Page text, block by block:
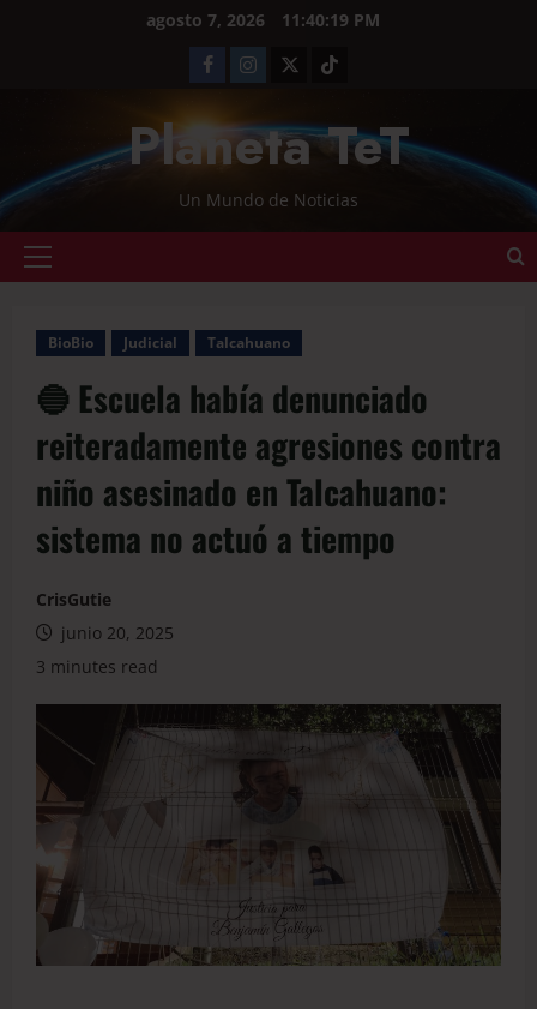
agosto 7, 2026 11:40:20 PM
Planeta TeT
Un Mundo de Noticias
BioBio Judicial Talcahuano
🔵 Escuela había denunciado
reiteradamente agresiones contra
niño asesinado en Talcahuano:
sistema no actuó a tiempo
CrisGutie
junio 20, 2025
3 minutes read